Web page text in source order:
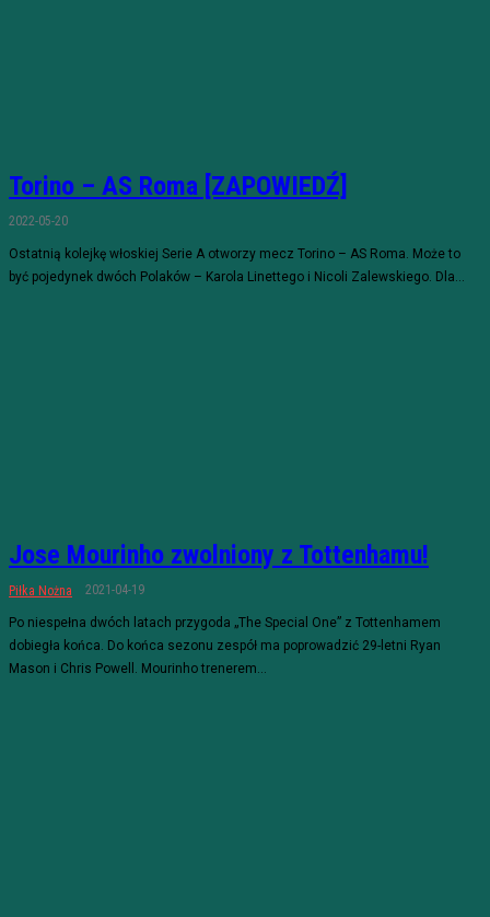
Torino – AS Roma [ZAPOWIEDŹ]
2022-05-20
Ostatnią kolejkę włoskiej Serie A otworzy mecz Torino – AS Roma. Może to
być pojedynek dwóch Polaków – Karola Linettego i Nicoli Zalewskiego. Dla...
Jose Mourinho zwolniony z Tottenhamu!
Piłka Nożna 2021-04-19
Po niespełna dwóch latach przygoda „The Special One” z Tottenhamem
dobiegła końca. Do końca sezonu zespół ma poprowadzić 29-letni Ryan
Mason i Chris Powell. Mourinho trenerem...